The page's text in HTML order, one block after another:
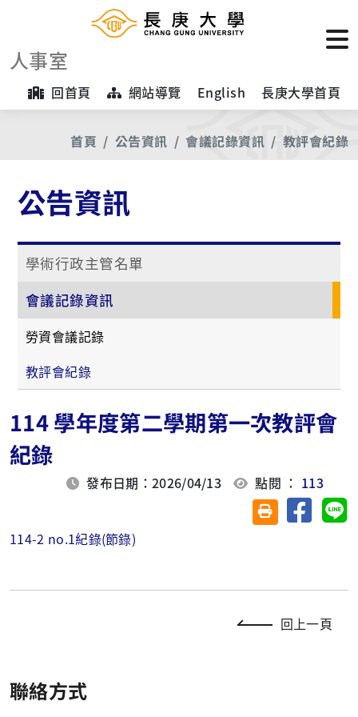
人事室
回首頁 網站導覽 English 長庚大學首頁
首頁 公告資訊 會議記錄資訊 教評會紀錄
公告資訊
學術行政主管名單
會議記錄資訊
勞資會議記錄
教評會紀錄
114 學年度第二學期第一次教評會
紀錄
發布日期：2026/04/13 點閱 ： 113
友善列印(另開視
分享至
114-2 no.1紀錄(節錄)
回上一頁
聯絡方式